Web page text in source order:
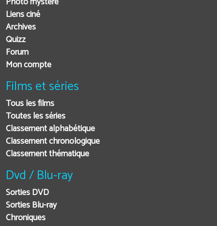
Liens ciné
Archives
Quizz
Forum
Mon compte
Films et séries
Tous les films
Toutes les séries
Classement alphabétique
Classement chronologique
Classement thématique
Dvd / Blu-ray
Sorties DVD
Sorties Blu-ray
Chroniques